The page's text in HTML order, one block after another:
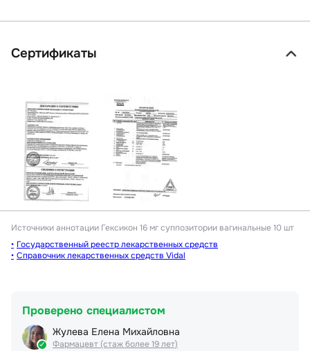
Сертификаты
Источники аннотации Гексикон 16 мг суппозитории вагинальные 10 шт
Государственный реестр лекарственных средств
Справочник лекарственных средств Vidal
Проверено специалистом
Жулева Елена Михайловна
Фармацевт (стаж более 19 лет)